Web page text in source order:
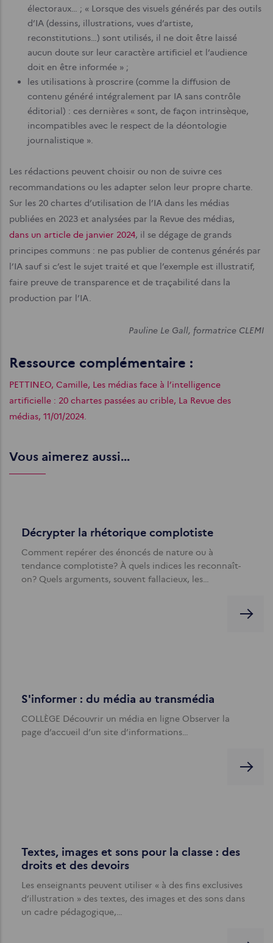
électoraux… ; « Lorsque des visuels générés par des outils
d’IA (dessins, illustrations, vues d’artiste,
reconstitutions…) sont utilisés, il ne doit être laissé
aucun doute sur leur caractère artificiel et l’audience
doit en être informée » ;
les utilisations à proscrire (comme la diffusion de
contenu généré intégralement par IA sans contrôle
éditorial) : ces dernières « sont, de façon intrinsèque,
incompatibles avec le respect de la déontologie
journalistique ».
Les rédactions peuvent choisir ou non de suivre ces
recommandations ou les adapter selon leur propre charte.
Sur les 20 chartes d’utilisation de l’IA dans les médias
publiées en 2023 et analysées par la Revue des médias,
dans un article de janvier 2024, il se dégage de grands
principes communs : ne pas publier de contenus générés par
l’IA sauf si c’est le sujet traité et que l’exemple est illustratif,
faire preuve de transparence et de traçabilité dans la
production par l’IA.
Pauline Le Gall, formatrice CLEMI
Ressource complémentaire :
PETTINEO, Camille, Les médias face à l’intelligence
artificielle : 20 chartes passées au crible, La Revue des
médias, 11/01/2024.
Vous aimerez aussi...
Décrypter la rhétorique complotiste
Comment repérer des énoncés de nature ou à
tendance complotiste? À quels indices les reconnaît-
on? Quels arguments, souvent fallacieux, les…
S'informer : du média au transmédia
COLLÈGE Découvrir un média en ligne Observer la
page d’accueil d’un site d’informations…
Textes, images et sons pour la classe : des
droits et des devoirs
Les enseignants peuvent utiliser « à des fins exclusives
d’illustration » des textes, des images et des sons dans
un cadre pédagogique,…